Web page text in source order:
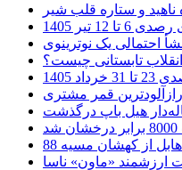
و ستاره قلب شیر
12 تیر 1405
احتمالی یک نوترینوی
انقلاب تابستانی چیست؟
1405
قمر مشتری
هیل باپ درگذشت
از کهشان مسیه 88
ارزشمند «ماون» ناسا